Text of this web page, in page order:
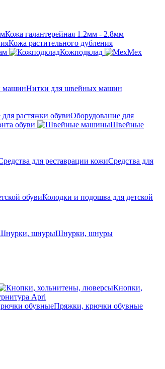
Кожа галантерейная 1.2мм - 2.8мм
Кожа растительного дубления
Кожподклад Мех
Нитки для швейных машин
Оборудование для
обуви
Швейные
Средства для
Колодки и подошва для детской
Шнурки, шнуры
Кнопки,
Apri
Пряжки, крючки обувные